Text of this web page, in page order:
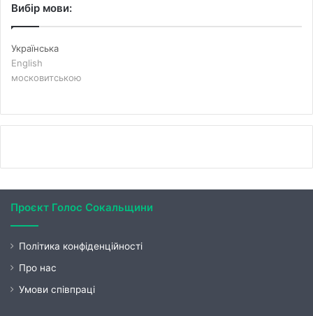
Вибір мови:
Українська
English
московитською
Проєкт Голос Сокальщини
Політика конфіденційності
Про нас
Умови співпраці